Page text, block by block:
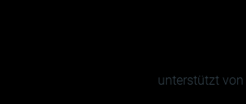
unterstützt von